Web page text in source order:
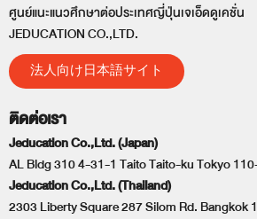
ศูนย์แนะแนวศึกษาต่อประเทศญี่ปุ่นเจเอ็ดดูเคชั่น
JEDUCATION CO.,LTD.
法人向け日本語サイト
ติดต่อเรา
Jeducation Co.,Ltd. (Japan)
AL Bldg 310 4-31-1 Taito Taito-ku Tokyo
Jeducation Co.,Ltd. (Thailand)
2303 Liberty Square 287 Silom Rd. Bangkok